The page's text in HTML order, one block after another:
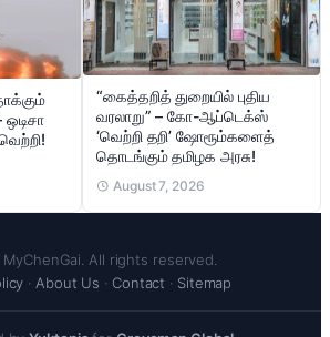
“கைத்தறித் துறையில் புதிய
வரலாறு” – கோ-ஆப்டெக்ஸ்
‘வெற்றி தறி’ ஷோரூம்களைத்
தொடங்கும் தமிழக அரசு!
August 7, 2026
All rights reserved.
·About Us · Contact · Sitemap